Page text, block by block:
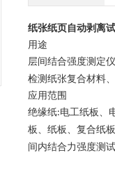
纸张纸页自动剥离
用途
层间结合强度测定
检测纸张复合材料
应用范围
绝缘纸:电工纸板、
板、纸板、复合纸
间内结合力强度测